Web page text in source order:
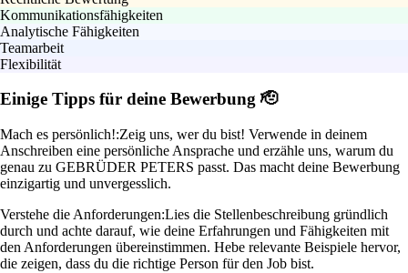
Kommunikationsfähigkeiten
Analytische Fähigkeiten
Teamarbeit
Flexibilität
Einige Tipps für deine Bewerbung 🫡
Mach es persönlich!:Zeig uns, wer du bist! Verwende in deinem
Anschreiben eine persönliche Ansprache und erzähle uns, warum du
genau zu GEBRÜDER PETERS passt. Das macht deine Bewerbung
einzigartig und unvergesslich.
Verstehe die Anforderungen:Lies die Stellenbeschreibung gründlich
durch und achte darauf, wie deine Erfahrungen und Fähigkeiten mit
den Anforderungen übereinstimmen. Hebe relevante Beispiele hervor,
die zeigen, dass du die richtige Person für den Job bist.